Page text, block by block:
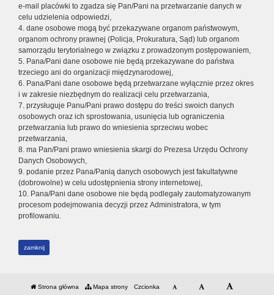
e-mail placówki to zgadza się Pan/Pani na przetwarzanie danych w
celu udzielenia odpowiedzi,
4. dane osobowe mogą być przekazywane organom państwowym,
organom ochrony prawnej (Policja, Prokuratura, Sąd) lub organom
samorządu terytorialnego w związku z prowadzonym postępowaniem,
5. Pana/Pani dane osobowe nie będą przekazywane do państwa
trzeciego ani do organizacji międzynarodowej,
6. Pana/Pani dane osobowe będą przetwarzane wyłącznie przez okres
i w zakresie niezbędnym do realizacji celu przetwarzania,
7. przysługuje Panu/Pani prawo dostępu do treści swoich danych
osobowych oraz ich sprostowania, usunięcia lub ograniczenia
przetwarzania lub prawo do wniesienia sprzeciwu wobec
przetwarzania,
8. ma Pan/Pani prawo wniesienia skargi do Prezesa Urzędu Ochrony
Danych Osobowych,
9. podanie przez Pana/Panią danych osobowych jest fakultatywne
(dobrowolne) w celu udostępnienia strony internetowej,
10. Pana/Pani dane osobowe nie będą podlegały zautomatyzowanym
procesom podejmowania decyzji przez Administratora, w tym
profilowaniu.
zamknij
Strona główna Mapa strony Czcionka